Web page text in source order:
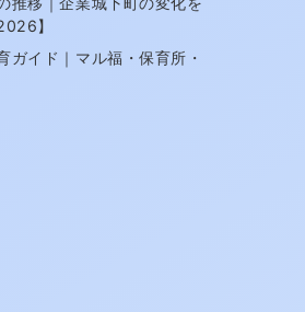
】
ガイド｜マル福・保育所・